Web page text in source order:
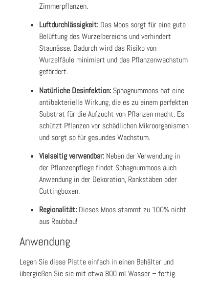
Zimmerpflanzen.
Luftdurchlässigkeit: Das Moos sorgt für eine gute
Belüftung des Wurzelbereichs und verhindert
Staunässe. Dadurch wird das Risiko von
Wurzelfäule minimiert und das Pflanzenwachstum
gefördert.
Natürliche Desinfektion: Sphagnummoos hat eine
antibakterielle Wirkung, die es zu einem perfekten
Substrat für die Aufzucht von Pflanzen macht. Es
schützt Pflanzen vor schädlichen Mikroorganismen
und sorgt so für gesundes Wachstum.
Vielseitig verwendbar: Neben der Verwendung in
der Pflanzenpflege findet Sphagnummoos auch
Anwendung in der Dekoration, Rankstäben oder
Cuttingboxen.
Regionalität: Dieses Moos stammt zu 100% nicht
aus Raubbau!
Anwendung
Legen Sie diese Platte einfach in einen Behälter und
übergießen Sie sie mit etwa 800 ml Wasser – fertig.